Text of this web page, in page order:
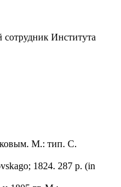
Института
М.: тип. С.
1824. 287 p. (in